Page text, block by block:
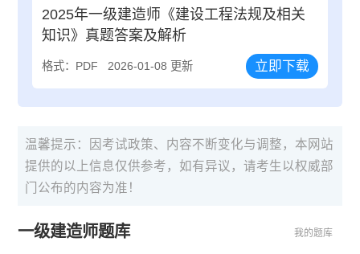
2025年一级建造师《建设工程法规及相关
知识》真题答案及解析
格式：PDF 2026-01-08 更新 立即下载
温馨提示：因考试政策、内容不断变化与调整，本网站
提供的以上信息仅供参考，如有异议，请考生以权威部
门公布的内容为准！
一级建造师题库 我的题库